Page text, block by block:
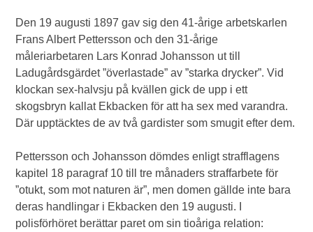
Den 19 augusti 1897 gav sig den 41-årige arbetskarlen
Frans Albert Pettersson och den 31-årige
måleriarbetaren Lars Konrad Johansson ut till
Ladugårdsgärdet ”överlastade” av ”starka drycker”. Vid
klockan sex-halvsju på kvällen gick de upp i ett
skogsbryn kallat Ekbacken för att ha sex med varandra.
Där upptäcktes de av två gardister som smugit efter dem.
Pettersson och Johansson dömdes enligt strafflagens
kapitel 18 paragraf 10 till tre månaders straffarbete för
”otukt, som mot naturen är”, men domen gällde inte bara
deras handlingar i Ekbacken den 19 augusti. I
polisförhöret berättar paret om sin tioåriga relation: